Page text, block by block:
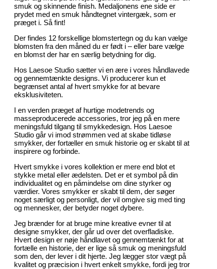
smuk og skinnende finish. Medaljonens ene side er
prydet med en smuk håndtegnet vintergæk, som er
præget i. Så fint!
Der findes 12 forskellige blomstertegn og du kan vælge
blomsten fra den måned du er født i – eller bare vælge
en blomst der har en særlig betydning for dig.
Hos Laesoe Studio sætter vi en ære i vores håndlavede
og gennemtænkte designs. Vi producerer kun et
begrænset antal af hvert smykke for at bevare
eksklusiviteten.
I en verden præget af hurtige modetrends og
masseproducerede accessories, tror jeg på en mere
meningsfuld tilgang til smykkedesign. Hos Laesoe
Studio går vi imod strømmen ved at skabe tidløse
smykker, der fortæller en smuk historie og er skabt til at
inspirere og forbinde.
Hvert smykke i vores kollektion er mere end blot et
stykke metal eller ædelsten. Det er et symbol på din
individualitet og en påmindelse om dine styrker og
værdier. Vores smykker er skabt til dem, der søger
noget særligt og personligt, der vil omgive sig med ting
og mennesker, der betyder noget dybere.
Jeg brænder for at bruge mine kreative evner til at
designe smykker, der går ud over det overfladiske.
Hvert design er nøje håndlavet og gennemtænkt for at
fortælle en historie, der er lige så smuk og meningsfuld
som den, der lever i dit hjerte. Jeg lægger stor vægt på
kvalitet og præcision i hvert enkelt smykke, fordi jeg tror